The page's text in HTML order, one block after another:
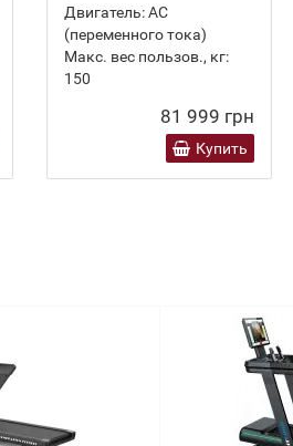
Двигатель:AC
(переменного тока)
Макс. вес пользов., кг:
150
81 999 грн
Купить